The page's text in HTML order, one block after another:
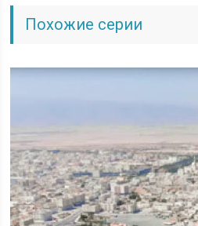
Похожие серии